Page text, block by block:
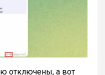
отключены, а вот